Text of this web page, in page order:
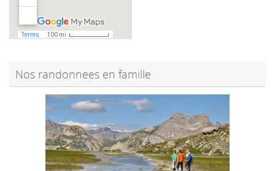
Nos randonnees en famille